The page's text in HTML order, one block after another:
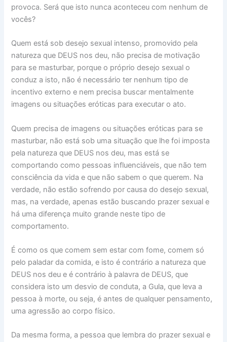
provoca. Será que isto nunca aconteceu com nenhum de
vocês?
Quem está sob desejo sexual intenso, promovido pela
natureza que DEUS nos deu, não precisa de motivação
para se masturbar, porque o próprio desejo sexual o
conduz a isto, não é necessário ter nenhum tipo de
incentivo externo e nem precisa buscar mentalmente
imagens ou situações eróticas para executar o ato.
Quem precisa de imagens ou situações eróticas para se
masturbar, não está sob uma situação que lhe foi imposta
pela natureza que DEUS nos deu, mas está se
comportando como pessoas influenciáveis, que não tem
consciência da vida e que não sabem o que querem. Na
verdade, não estão sofrendo por causa do desejo sexual,
mas, na verdade, apenas estão buscando prazer sexual e
há uma diferença muito grande neste tipo de
comportamento.
É como os que comem sem estar com fome, comem só
pelo paladar da comida, e isto é contrário a natureza que
DEUS nos deu e é contrário à palavra de DEUS, que
considera isto um desvio de conduta, a Gula, que leva a
pessoa à morte, ou seja, é antes de qualquer pensamento,
uma agressão ao corpo físico.
Da mesma forma, a pessoa que lembra do prazer sexual e